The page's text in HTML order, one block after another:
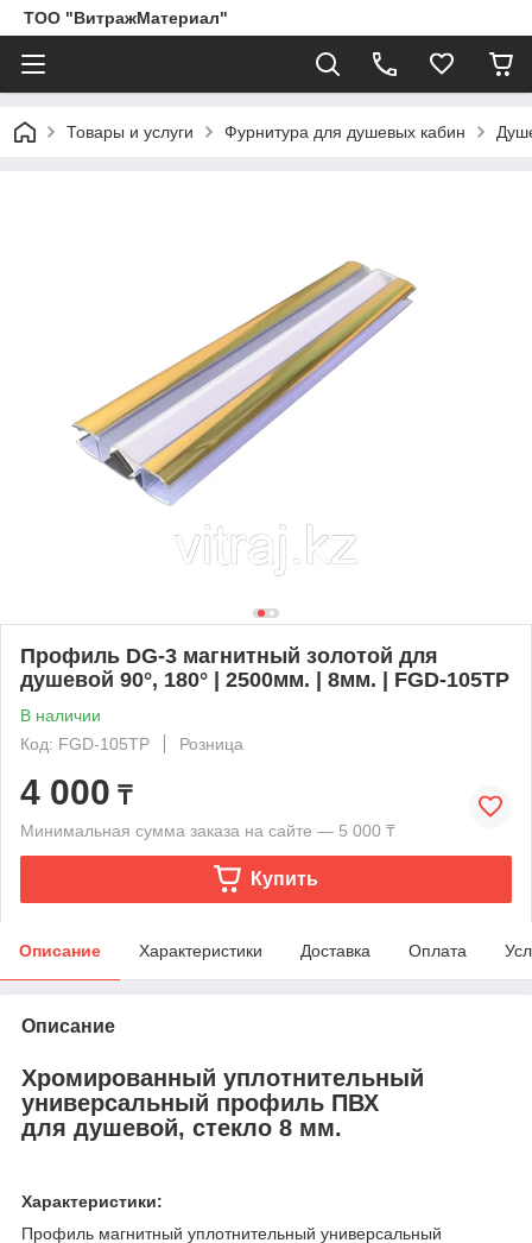
ТОО "ВитражМатериал"
Товары и услуги Фурнитура для душевых кабин
Профиль DG-3 магнитный золотой для
душевой 90°, 180° | 2500мм. | 8мм. | FGD-105TP
В наличии
Код: FGD-105TP
Розница
4 000 ₸
Минимальная сумма заказа на сайте — 5 000 ₸
Купить
Описание Характеристики Доставка Оплата
Описание
Хромированный уплотнительный
универсальный профиль ПВХ
для душевой, стекло 8 мм.
Характеристики:
Профиль магнитный уплотнительный универсальный